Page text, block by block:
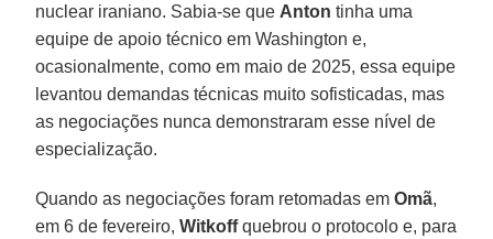
nuclear iraniano. Sabia-se que Anton tinha uma
equipe de apoio técnico em Washington e,
ocasionalmente, como em maio de 2025, essa equipe
levantou demandas técnicas muito sofisticadas, mas
as negociações nunca demonstraram esse nível de
especialização.
Quando as negociações foram retomadas emOmã,
em 6 de fevereiro,Witkoffquebrou o protocolo e, para